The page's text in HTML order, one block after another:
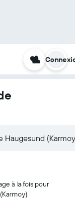
Haugesund
à la fois pour